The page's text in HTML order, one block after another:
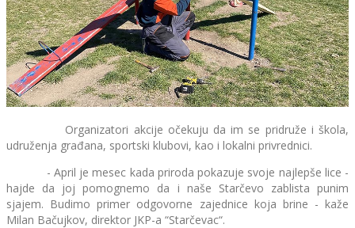
Organizatori akcije očekuju da im se pridruže i škola,
udruženja građana, sportski klubovi, kao i lokalni privrednici.
- April je mesec kada priroda pokazuje svoje najlepše lice -
hajde da joj pomognemo da i naše Starčevo zablista punim
sjajem. Budimo primer odgovorne zajednice koja brine - kaže
Milan Bačujkov, direktor JKP-a “Starčevac“.